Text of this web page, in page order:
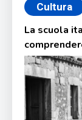
Cultura
La scuola